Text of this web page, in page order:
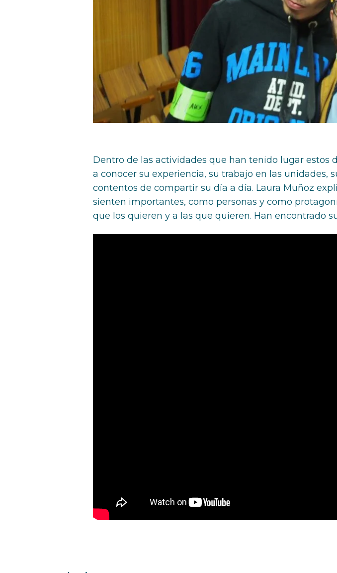
Dentro de las actividades que han tenido lugar estos
a conocer su experiencia, su trabajo en las unidades,
contentos de compartir su día a día. Laura Muñoz
sienten importantes, como personas y como
que los quieren y a las que quieren. Han encontrado